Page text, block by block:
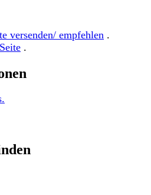
versenden/ empfehlen .
.
.